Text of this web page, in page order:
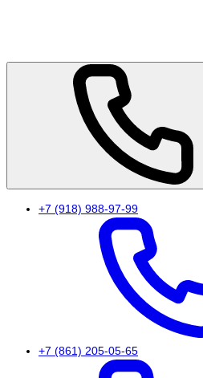
+7 (918) 988-97-99
+7 (861) 205-05-65